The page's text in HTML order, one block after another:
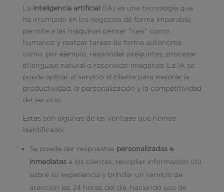
La inteligencia artificial (IA) es una tecnología que
ha irrumpido en los negocios de forma imparable;
permite a las máquinas pensar “casi” como
humanos y realizar tareas de forma autónoma
como, por ejemplo, responder preguntas, procesar
el lenguaje natural o reconocer imágenes. La IA se
puede aplicar al servicio al cliente para mejorar la
productividad, la personalización y la competitividad
del servicio.
Estas son algunas de las ventajas que hemos
identificado:
Se puede dar respuestas personalizadas e
inmediatasa los clientes, recopilar información útil
sobre su experiencia y brindar un servicio de
atención las 24 horas del día, haciendo uso de